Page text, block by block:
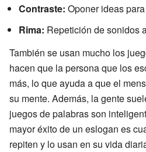
Contraste: Oponer ideas
Rima: Repetición de sonidos
También se usan mucho los
hacen que la persona que los
más, lo que ayuda a que el
su mente. Además, la gente
juegos de palabras son
mayor éxito de un eslogan es
repiten y lo usan en su vida